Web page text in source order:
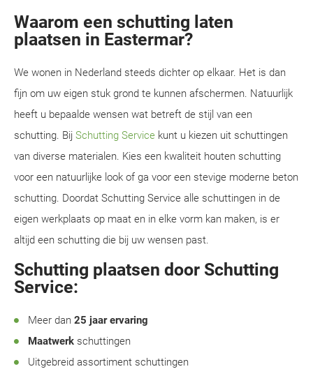
Waarom een schutting laten
plaatsen in Eastermar?
We wonen in Nederland steeds dichter op elkaar. Het is dan
fijn om uw eigen stuk grond te kunnen afschermen. Natuurlijk
heeft u bepaalde wensen wat betreft de stijl van een
schutting. Bij Schutting Service kunt u kiezen uit schuttingen
van diverse materialen. Kies een kwaliteit houten schutting
voor een natuurlijke look of ga voor een stevige moderne beton
schutting. Doordat Schutting Service alle schuttingen in de
eigen werkplaats op maat en in elke vorm kan maken, is er
altijd een schutting die bij uw wensen past.
Schutting plaatsen door Schutting
Service:
Meer dan 25 jaar ervaring
Maatwerk schuttingen
Uitgebreid assortiment schuttingen